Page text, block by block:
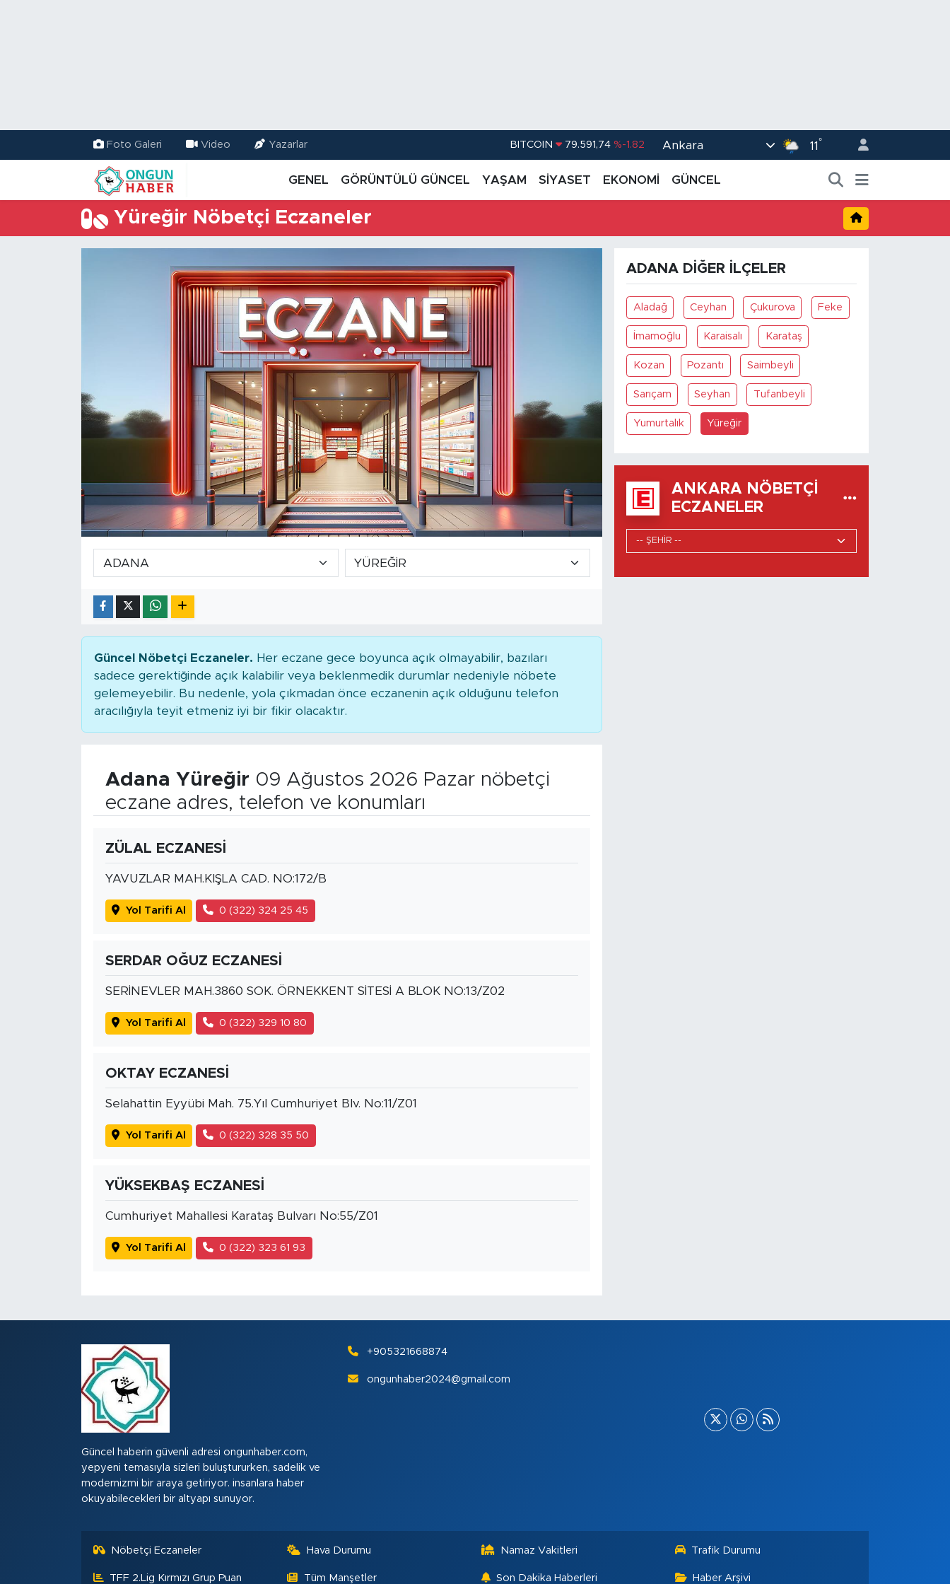
Foto Galeri Video Yazarlar BITCOIN 79.591,74 %-1.82
G.ALTIN 6862,09000
%0
Ankara 11 °
GENEL GÖRÜNTÜLÜ GÜNCEL YAŞAM SİYASET EKONOMİ GÜNCEL
Yüreğir Nöbetçi Eczaneler
Güncel Nöbetçi Eczaneler. Her eczane gece boyunca açık olmayabilir, bazıları
sadece gerektiğinde açık kalabilir veya beklenmedik durumlar nedeniyle nöbete
gelemeyebilir. Bu nedenle, yola çıkmadan önce eczanenin açık olduğunu telefon
aracılığıyla teyit etmeniz iyi bir fikir olacaktır.
Adana Yüreğir 09 Ağustos 2026 Pazar nöbetçi
eczane adres, telefon ve konumları
ZÜLAL ECZANESİ
YAVUZLAR MAH.KIŞLA CAD. NO:172/B
Yol Tarifi Al 0 (322) 324 25 45
SERDAR OĞUZ ECZANESİ
SERİNEVLER MAH.3860 SOK. ÖRNEKKENT SİTESİ A BLOK NO:13/Z02
Yol Tarifi Al 0 (322) 329 10 80
OKTAY ECZANESİ
Selahattin Eyyübi Mah. 75.Yıl Cumhuriyet Blv. No:11/Z01
Yol Tarifi Al 0 (322) 328 35 50
YÜKSEKBAŞ ECZANESİ
Cumhuriyet Mahallesi Karataş Bulvarı No:55/Z01
Yol Tarifi Al 0 (322) 323 61 93
ADANA DIĞER İLÇELER
Aladağ Ceyhan Çukurova Feke
İmamoğlu Karaisalı Karataş
Kozan Pozantı Saimbeyli
Sarıçam Seyhan Tufanbeyli
Yumurtalık Yüreğir
ANKARA NÖBETÇI
ECZANELER
Güncel haberin güvenli adresi ongunhaber.com,
yepyeni temasıyla sizleri buluştururken, sadelik ve
modernizmi bir araya getiriyor. insanlara haber
okuyabilecekleri bir altyapı sunuyor.
+905321668874
ongunhaber2024@gmail.com
Nöbetçi Eczaneler Hava Durumu Namaz Vakitleri Trafik Durumu
TFF 2.Lig Kırmızı Grup Puan Tüm Manşetler Son Dakika Haberleri Haber Arşivi
Trafik Durumu
TFF 2.Lig Kırmızı Grup Puan Durumu ve Fikstür
Tüm Manşetler